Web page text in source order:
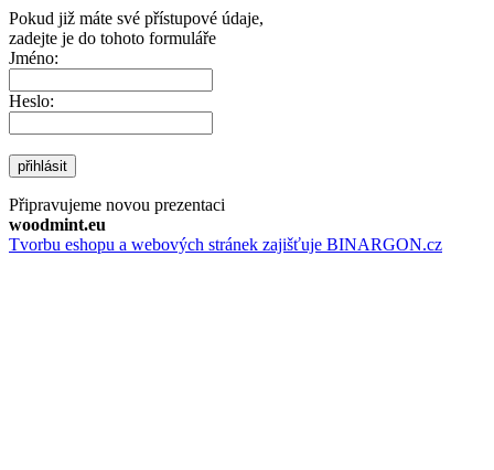
Pokud již máte své přístupové údaje,
zadejte je do tohoto formuláře
Jméno:
Heslo:
přihlásit
Připravujeme novou prezentaci
woodmint.eu
Tvorbu eshopu a webových stránek zajišťuje BINARGON.cz